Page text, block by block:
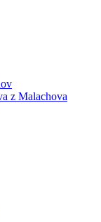
z Malachova